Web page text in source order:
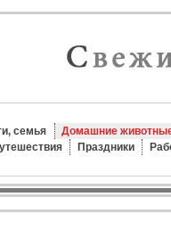
семья
Домашние
Праздники